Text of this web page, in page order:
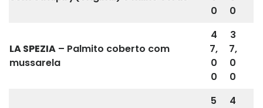
0
0
LA SPEZIA – Palmito coberto com
mussarela
4
7,
0
0
3
7,
0
0
5
4